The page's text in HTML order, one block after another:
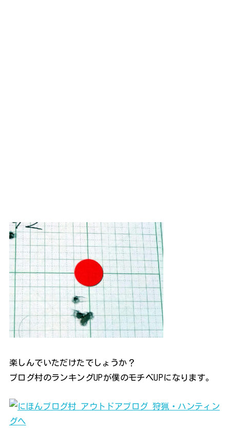
楽しんでいただけたでしょうか？
ブログ村のランキングUPが僕のモチベUPになります。